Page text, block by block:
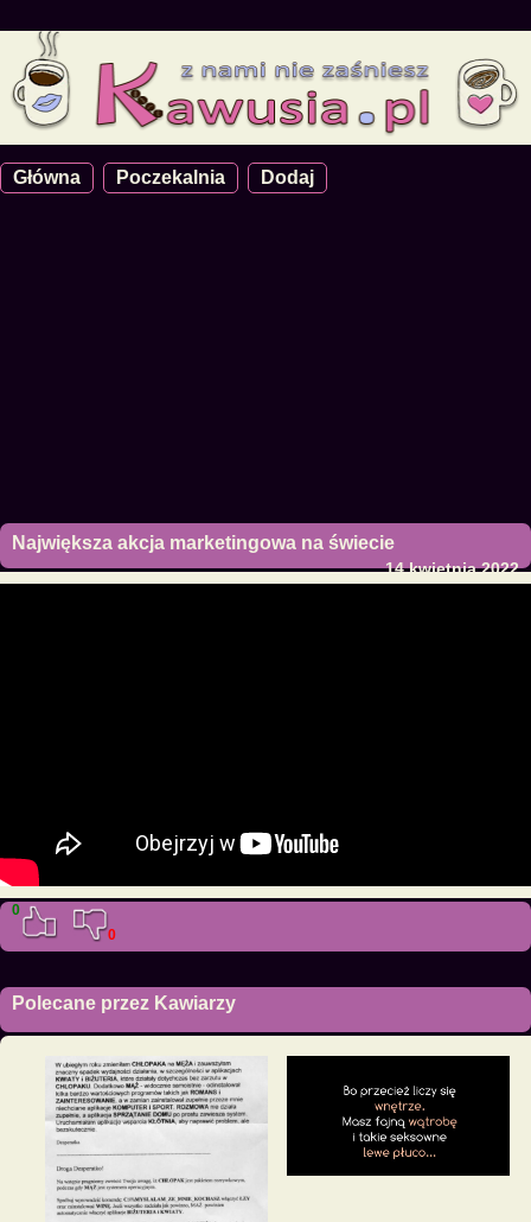
Główna Poczekalnia Dodaj
Największa akcja marketingowa na świecie
14 kwietnia 2022
0
0
Polecane przez Kawiarzy